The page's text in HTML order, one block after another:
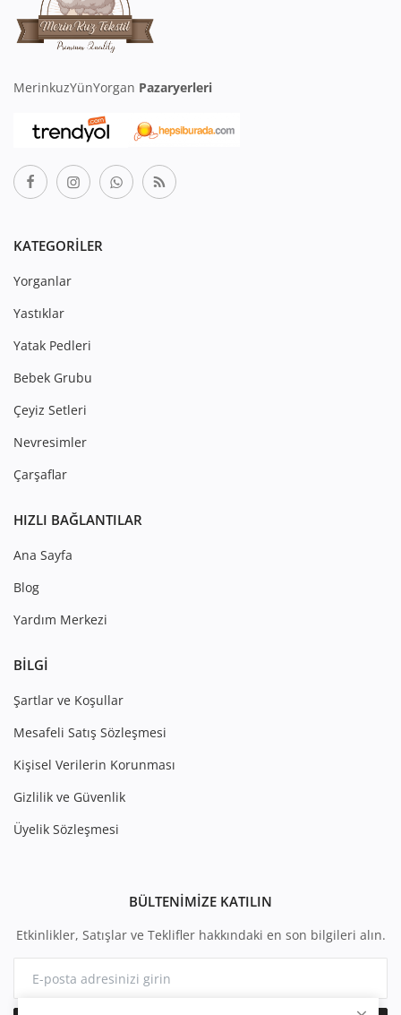
MerinkuzYünYorgan Pazaryerleri
KATEGORILER
Yorganlar
Yastıklar
Yatak Pedleri
Bebek Grubu
Çeyiz Setleri
Nevresimler
Çarşaflar
HIZLI BAĞLANTILAR
Ana Sayfa
Blog
Yardım Merkezi
BILGI
Şartlar ve Koşullar
Mesafeli Satış Sözleşmesi
Kişisel Verilerin Korunması
Gizlilik ve Güvenlik
Üyelik Sözleşmesi
BÜLTENIMIZE KATILIN
Etkinlikler, Satışlar ve Teklifler hakkındaki en son bilgileri alın.